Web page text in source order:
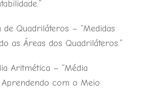
de Quadriláteros – “Medidas
as Áreas dos Quadriláteros.”
Aritmética – “Média
com o Meio